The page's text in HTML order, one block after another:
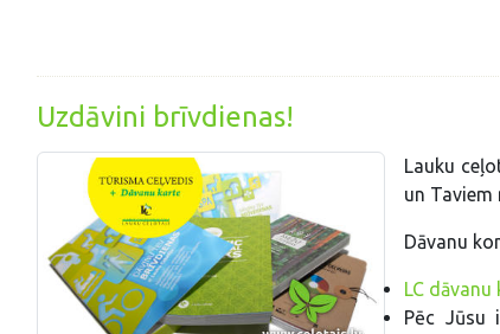
Uzdāvini brīvdienas!
Lauku
un Taviem
Dāvanu
LC dāvanu
Pēc Jūsu